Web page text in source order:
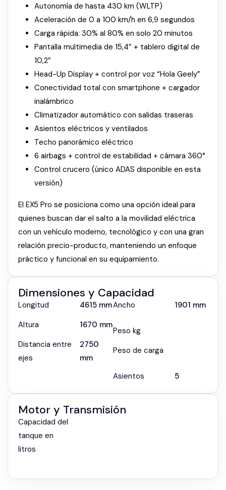
Autonomía de hasta 430 km (WLTP)
Aceleración de 0 a 100 km/h en 6,9 segundos
Carga rápida: 30% al 80% en solo 20 minutos
Pantalla multimedia de 15,4” + tablero digital de
10,2”
Head-Up Display + control por voz “Hola Geely”
Conectividad total con smartphone + cargador
inalámbrico
Climatizador automático con salidas traseras
Asientos eléctricos y ventilados
Techo panorámico eléctrico
6 airbags + control de estabilidad + cámara 360°
Control crucero (único ADAS disponible en esta
versión)
El EX5 Pro se posiciona como una opción ideal para
quienes buscan dar el salto a la movilidad eléctrica
con un vehículo moderno, tecnológico y con una gran
relación precio-producto, manteniendo un enfoque
práctico y funcional en su equipamiento.
Dimensiones y Capacidad
Longitud
4615 mm
Altura
1670 mm
Distancia entre
ejes
2750
mm
Ancho 1901 mm
Peso kg
Peso de carga
Asientos 5
Motor y Transmisión
Capacidad del
tanque en
litros